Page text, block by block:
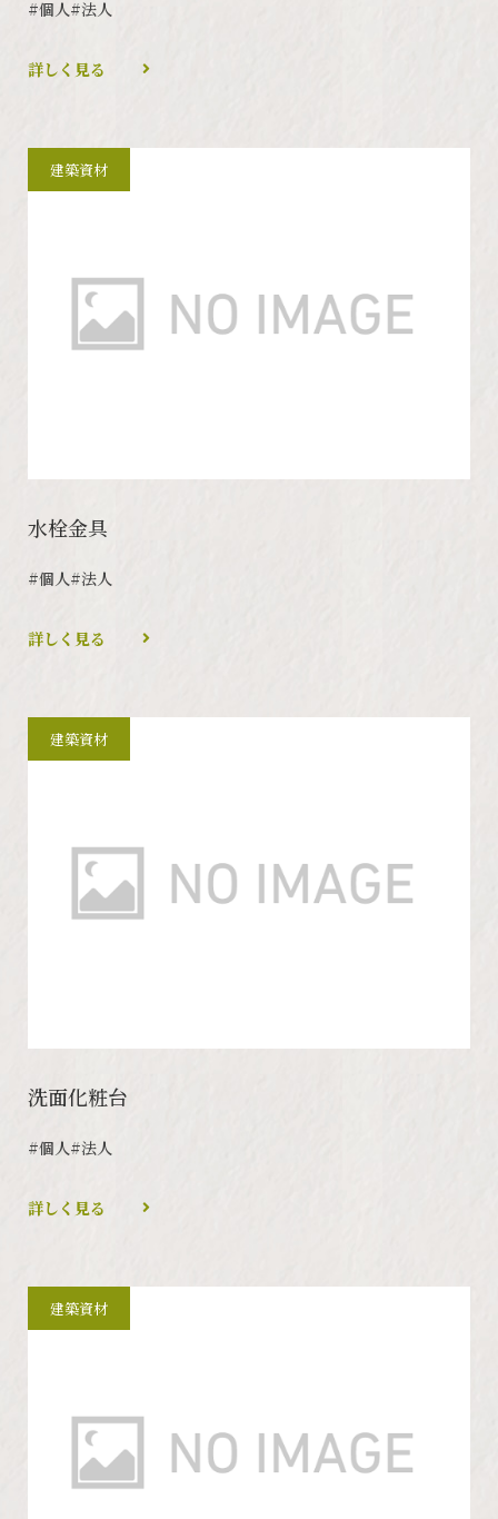
#個人#法人
詳しく見る
建築資材
水栓金具
#個人#法人
詳しく見る
建築資材
洗面化粧台
#個人#法人
詳しく見る
建築資材